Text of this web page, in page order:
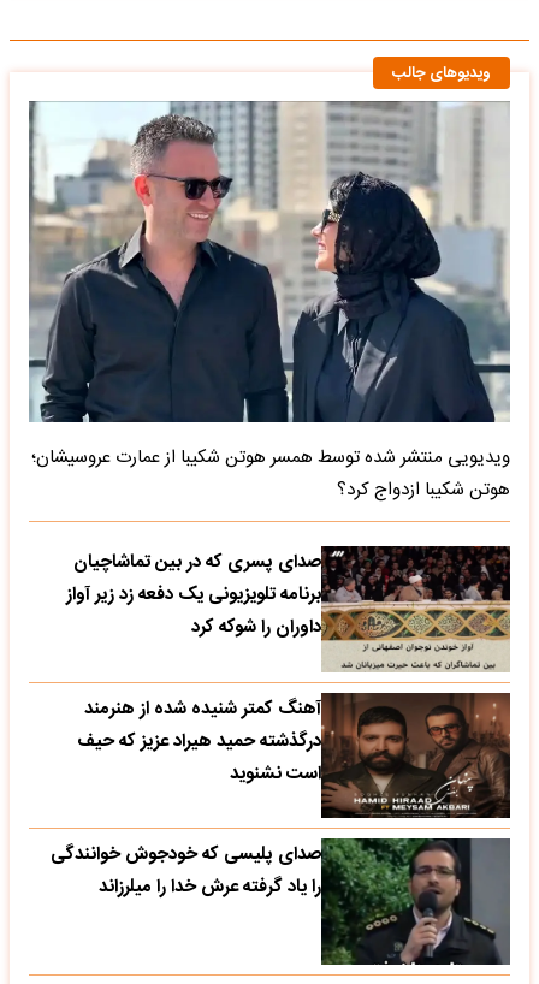
ویدیوهای جالب
ویدیویی منتشر شده توسط همسر هوتن شکیبا از عمارت عروسیشان؛
هوتن شکیبا ازدواج کرد؟
صدای پسری که در بین تماشاچیان
برنامه تلویزیونی یک دفعه زد زیر آواز
داوران را شوکه کرد
آهنگ کمتر شنیده شده از هنرمند
درگذشته حمید هیراد عزیز که حیف
است نشنوید
صدای پلیسی که خودجوش خوانندگی
را یاد گرفته عرش خدا را میلرزاند